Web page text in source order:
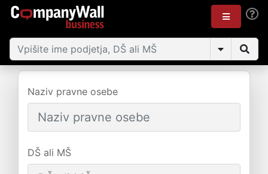
Naziv pravne osebe
DŠ ali MŠ